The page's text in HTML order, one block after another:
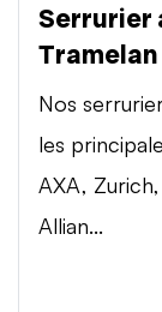
Serrurier
Tramelan
Nos
les
AXA,
Allian...